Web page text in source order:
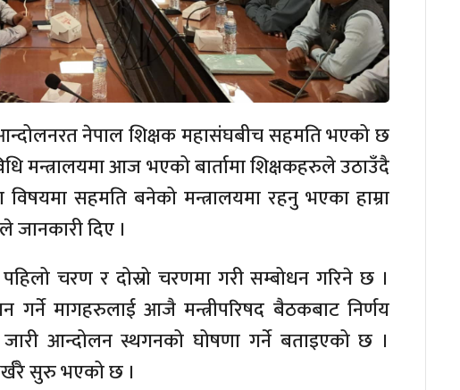
नेपाल शिक्षक महासंघबीच सहमति भएको छ
मन्त्रालयमा आज भएको बार्तामा शिक्षकहरुले उठाउँदै
सहमति बनेको मन्त्रालयमा रहनु भएका हाम्रा
दिए ।
चरण र दोस्रो चरणमा गरी सम्बोधन गरिने छ ।
गर्ने मागहरुलाई आजै मन्त्रीपरिषद बैठकबाट निर्णय
आन्दोलन स्थगनको घोषणा गर्ने बताइएको छ ।
सुरु भएको छ ।